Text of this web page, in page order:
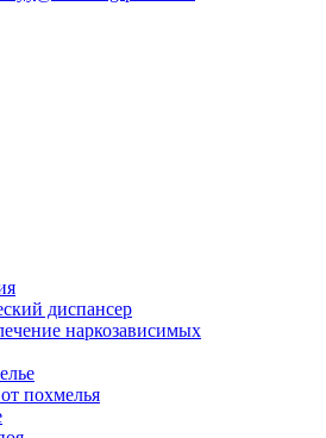
диспансер
наркозависимых
похмелья